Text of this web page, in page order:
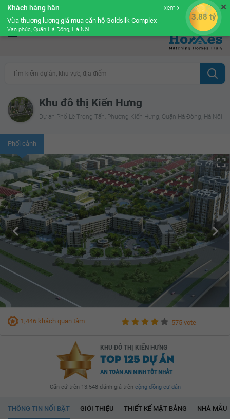
Cộng đồng Môi giới bPRO
Tìm kiếm dự án, khu vực, địa điểm
Khu đô thị Kiến Hưng
Dự án Phố Lê Trọng Tấn, Phường Kiến Hưng, Quận Hà Đông, Hà Nội
Phối cảnh
1,446 khách quan tâm 575 vote
KHU ĐÔ THỊ KIẾN HƯNG
TOP 125 DỰ ÁN
AN TOÀN AN NINH TỐT NHẤT
Căn cứ trên 13.548 đánh giá trên cộng đồng cư dân
THÔNG TIN NỔI BẬT GIỚI THIỆU THIẾT KẾ MẶT BẰNG NHÀ MẪU
✕
Khách hàng hân xem
Vừa thương lượng giá mua căn hộ Goldsilk Complex
Vạn phúc, Quận Hà Đông, Hà Nội
3.88 tỷ